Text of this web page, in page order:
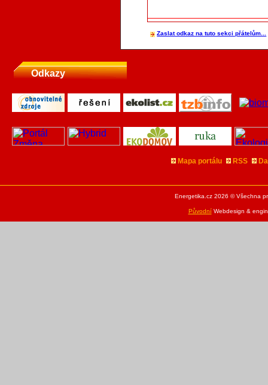
Zaslat odkaz na tuto sekci přátelům...
Odkazy
Mapa portálu RSS
Energetika.cz 2026 © Všechna
PůvodníWebdesign &